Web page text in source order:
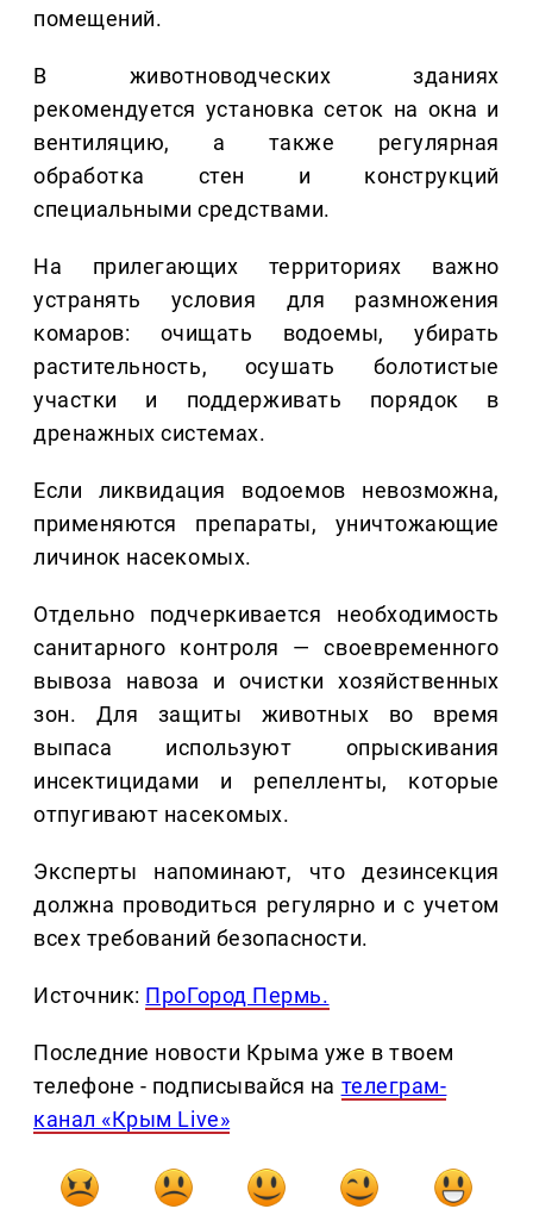
помещений.
В животноводческих зданиях
рекомендуется установка сеток на окна и
вентиляцию, а также регулярная
обработка стен и конструкций
специальными средствами.
На прилегающих территориях важно
устранять условия для размножения
комаров: очищать водоемы, убирать
растительность, осушать болотистые
участки и поддерживать порядок в
дренажных системах.
Если ликвидация водоемов невозможна,
применяются препараты, уничтожающие
личинок насекомых.
Отдельно подчеркивается необходимость
санитарного контроля — своевременного
вывоза навоза и очистки хозяйственных
зон. Для защиты животных во время
выпаса используют опрыскивания
инсектицидами и репелленты, которые
отпугивают насекомых.
Эксперты напоминают, что дезинсекция
должна проводиться регулярно и с учетом
всех требований безопасности.
Источник: ПроГород Пермь.
Последние новости Крыма уже в твоем
телефоне - подписывайся на телеграм-
канал «Крым Live»